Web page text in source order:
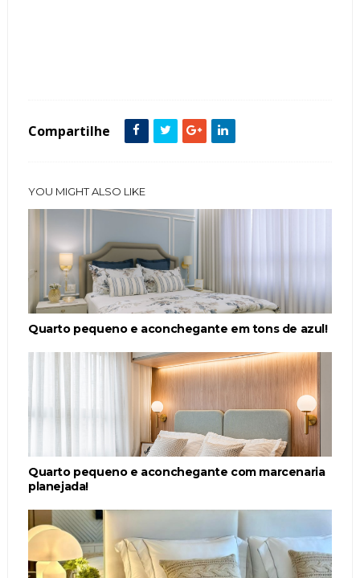
Compartilhe
YOU MIGHT ALSO LIKE
Quarto pequeno e aconchegante em tons de azul!
Quarto pequeno e aconchegante com marcenaria
planejada!